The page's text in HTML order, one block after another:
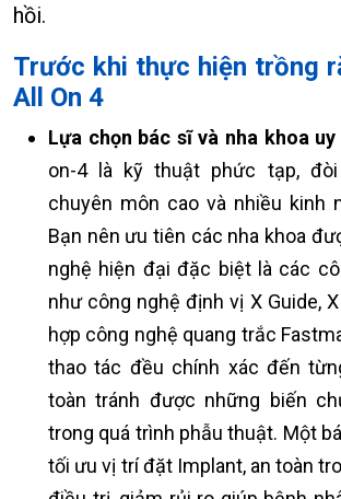
hồi.
Trước khi thực hiện trồng
All On 4
Lựa chọn bác sĩ và nha khoa
on-4 là kỹ thuật phức tạp,
chuyên môn cao và nhiều kinh
Bạn nên ưu tiên các nha khoa
nghệ hiện đại đặc biệt là các
như công nghệ định vị X Guide,
hợp công nghệ quang trắc
thao tác đều chính xác đến
toàn tránh được những biến
trong quá trình phẫu thuật. Một
tối ưu vị trí đặt Implant, an toàn